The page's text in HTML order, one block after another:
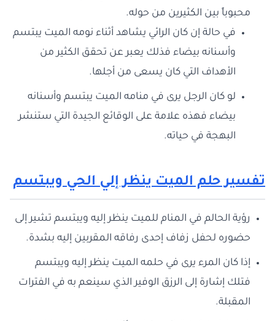
محبوباً بين الكثيرين من حوله.
في حالة إن كان الرائي يشاهد أثناء نومه الميت يبتسم
وأسنانه بيضاء فذلك يعبر عن تحقق الكثير من
الأهداف التي كان يسعى من أجلها.
لو كان الرجل يرى في منامه الميت يبتسم وأسنانه
بيضاء فهذه علامة على الوقائع الجيدة التي ستنشر
البهجة في حياته.
تفسير حلم الميت ينظر إلي الحي ويبتسم
رؤية الحالم في المنام للميت ينظر إليه ويبتسم تشير إلى
حضوره لحفل زفاف إحدى رفاقه المقربين إليه بشدة.
إذا كان المرء يرى في حلمه الميت ينظر إليه ويبتسم
فتلك إشارة إلى الرزق الوفير الذي سينعم به في الفترات
المقبلة.